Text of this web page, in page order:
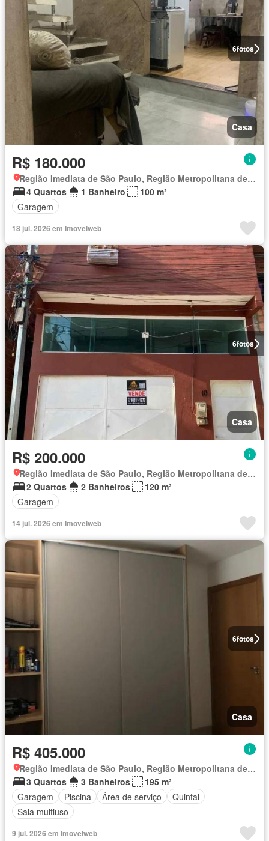
6fotos
Casa
R$ 180.000
Região Imediata de São Paulo, Região Metropolitana de São Paulo
4 Quartos
1 Banheiro
100 m²
Garagem
18 jul. 2026 em Imovelweb
6fotos
Casa
R$ 200.000
Região Imediata de São Paulo, Região Metropolitana de São Paulo
2 Quartos
2 Banheiros
120 m²
Garagem
14 jul. 2026 em Imovelweb
6fotos
Casa
R$ 405.000
Região Imediata de São Paulo, Região Metropolitana de São Paulo
3 Quartos
3 Banheiros
195 m²
Garagem
Piscina Área de serviço
Quintal
Sala multiuso
9 jul. 2026 em Imovelweb